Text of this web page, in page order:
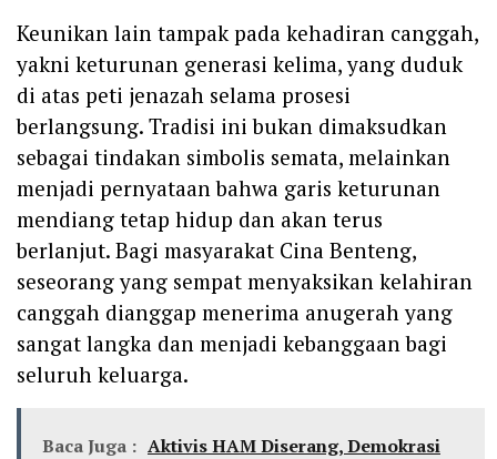
Keunikan lain tampak pada kehadiran canggah,
yakni keturunan generasi kelima, yang duduk
di atas peti jenazah selama prosesi
berlangsung. Tradisi ini bukan dimaksudkan
sebagai tindakan simbolis semata, melainkan
menjadi pernyataan bahwa garis keturunan
mendiang tetap hidup dan akan terus
berlanjut. Bagi masyarakat Cina Benteng,
seseorang yang sempat menyaksikan kelahiran
canggah dianggap menerima anugerah yang
sangat langka dan menjadi kebanggaan bagi
seluruh keluarga.
Baca Juga : Aktivis HAM Diserang, Demokrasi